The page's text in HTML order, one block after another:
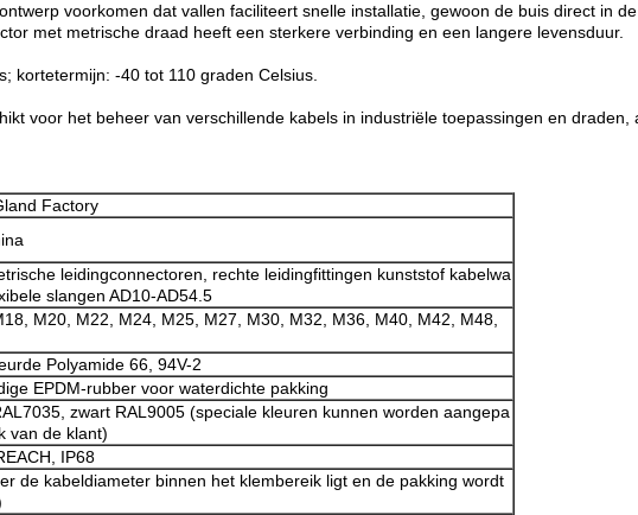
voorkomen dat vallen faciliteert snelle installatie, gewoon de buis direct in
met metrische draad heeft een sterkere verbinding en een langere levensduur.
kortetermijn: -40 tot 110 graden Celsius.
voor het beheer van verschillende kabels in industriële toepassingen en
Factory
leidingconnectoren, rechte leidingfittingen kunststof kabelwa
slangen AD10-AD54.5
M20, M22, M24, M25, M27, M30, M32, M36, M40, M42, M48,
Polyamide 66, 94V-2
EPDM-rubber voor waterdichte pakking
zwart RAL9005 (speciale kleuren kunnen worden aangepa
van de klant)
IP68
de kabeldiameter binnen het klembereik ligt en de pakking wordt